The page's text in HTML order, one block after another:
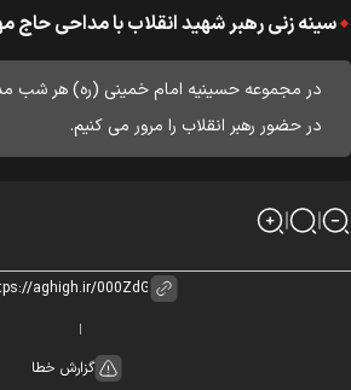
سینه زنی رهبر شهید انقلاب با مداحی حاج
در مجموعه حسینیه امام خمینی (ره) هر شب
در حضور رهبر انقلاب را مرور می کنیم.
گزارش خطا